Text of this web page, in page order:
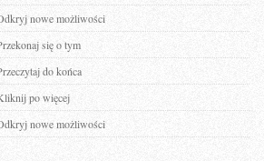
nowe możliwości
się o tym
do końca
po więcej
nowe możliwości